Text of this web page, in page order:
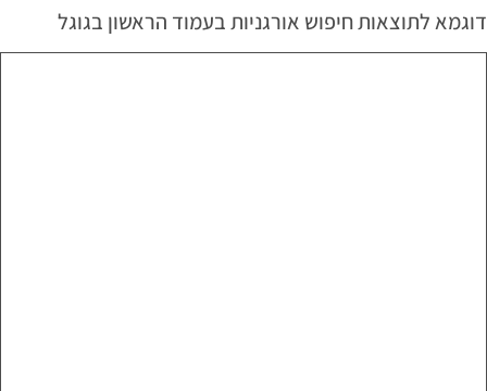
דוגמא לתוצאות חיפוש אורגניות בעמוד הראשון בגוגל